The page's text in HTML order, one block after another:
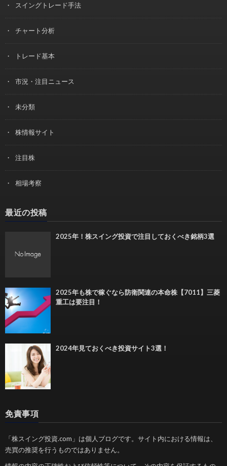
スイングトレード手法
チャート分析
トレード基本
市況・注目ニュース
未分類
株情報サイト
注目株
相場考察
最近の投稿
2025年！株スイング投資で注目しておくべき銘柄3選
2025年も株で稼ぐなら防衛関連の本命株【7011】三菱
重工は要注目！
2024年見ておくべき投資サイト3選！
免責事項
「株スイング投資.com」は個人ブログです。サイト内における情報は、
売買の推奨を行うものではありません。